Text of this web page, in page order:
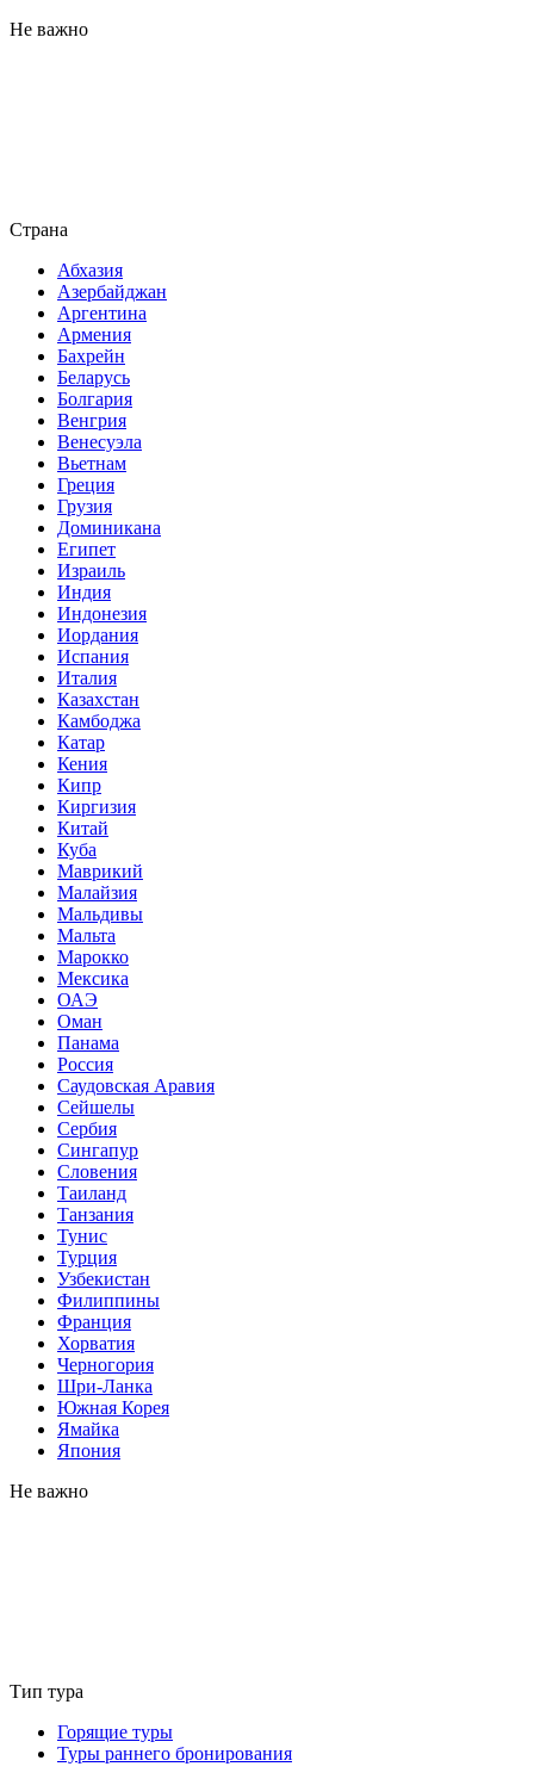
Не важно
Страна
Абхазия
Азербайджан
Аргентина
Армения
Бахрейн
Беларусь
Болгария
Венгрия
Венесуэла
Вьетнам
Греция
Грузия
Доминикана
Египет
Израиль
Индия
Индонезия
Иордания
Испания
Италия
Казахстан
Камбоджа
Катар
Кения
Кипр
Киргизия
Китай
Куба
Маврикий
Малайзия
Мальдивы
Мальта
Марокко
Мексика
ОАЭ
Оман
Панама
Россия
Саудовская Аравия
Сейшелы
Сербия
Сингапур
Словения
Таиланд
Танзания
Тунис
Турция
Узбекистан
Филиппины
Франция
Хорватия
Черногория
Шри-Ланка
Южная Корея
Ямайка
Япония
Не важно
Тип тура
Горящие туры
Туры раннего бронирования